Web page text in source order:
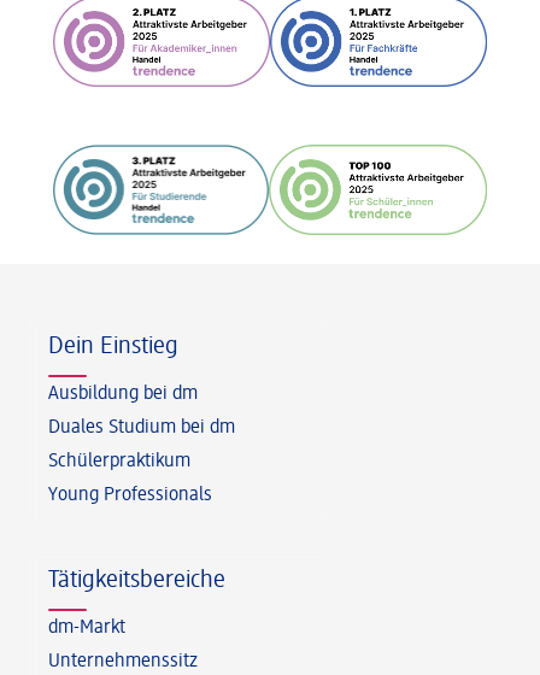
Dein Einstieg
Ausbildung bei dm
Duales Studium bei dm
Schülerpraktikum
Young Professionals
Tätigkeitsbereiche
dm-Markt
Unternehmenssitz